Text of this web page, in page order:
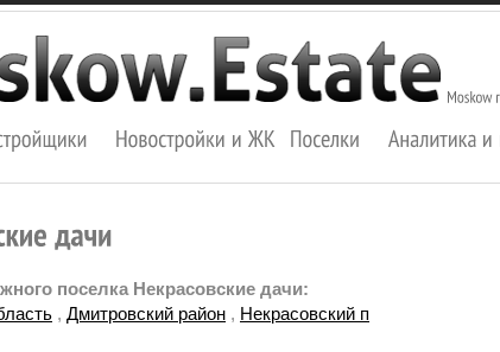
поселка Некрасовские дачи:
, Дмитровский район , Некрасовский п